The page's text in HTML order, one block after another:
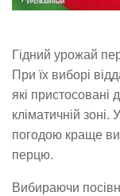
Гідний урожай
При їх виборі
які
кліматичній
погодою краще
перцю.
Вибираючи